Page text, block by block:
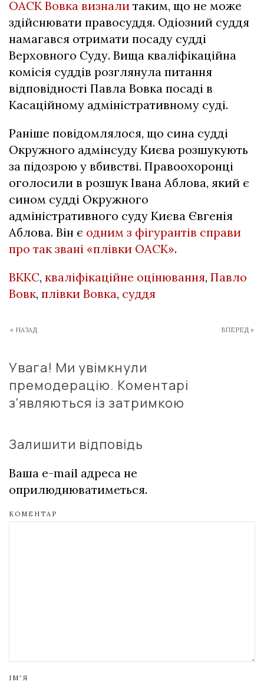
ОАСК Вовка визнали таким, що не може
здійснювати правосуддя. Одіозний суддя
намагався отримати посаду судді
Верховного Суду. Вища кваліфікаційна
комісія суддів розглянула питання
відповідності Павла Вовка посаді в
Касаційному адміністративному суді.
Раніше повідомлялося, що сина судді
Окружного адмінсуду Києва розшукують
за підозрою у вбивстві. Правоохоронці
оголосили в розшук Івана Аблова, який є
сином судді Окружного
адміністративного суду Києва Євгенія
Аблова. Він є одним з фігурантів справи
про так звані «плівки ОАСК».
ВККС, кваліфікаційне оцінювання, Павло
Вовк, плівки Вовка, суддя
« НАЗАД ВПЕРЕД »
Увага! Ми увімкнули
премодерацію. Коментарі
з'являються із затримкою
Залишити відповідь
Ваша e-mail адреса не
оприлюднюватиметься.
КОМЕНТАР
ІМ'Я